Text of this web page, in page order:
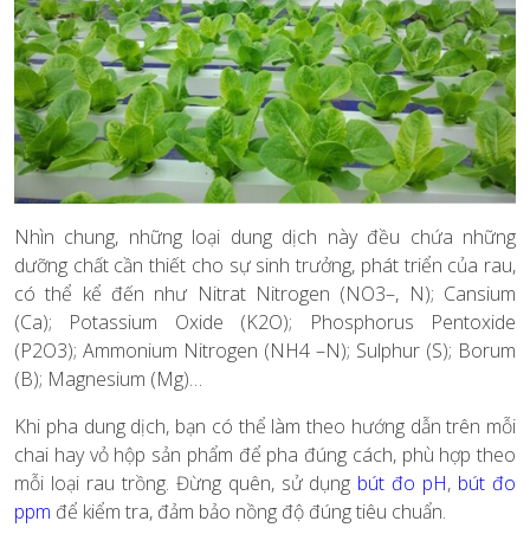
Nhìn chung, những loại dung dịch này đều chứa những
dưỡng chất cần thiết cho sự sinh trưởng, phát triển của rau,
có thể kể đến như Nitrat Nitrogen (NO3–, N); Cansium
(Ca); Potassium Oxide (K2O); Phosphorus Pentoxide
(P2O3); Ammonium Nitrogen (NH4 –N); Sulphur (S); Borum
(B); Magnesium (Mg)…
Khi pha dung dịch, bạn có thể làm theo hướng dẫn trên mỗi
chai hay vỏ hộp sản phẩm để pha đúng cách, phù hợp theo
mỗi loại rau trồng. Đừng quên, sử dụng bút đo pH, bút đo
ppm để kiểm tra, đảm bảo nồng độ đúng tiêu chuẩn.